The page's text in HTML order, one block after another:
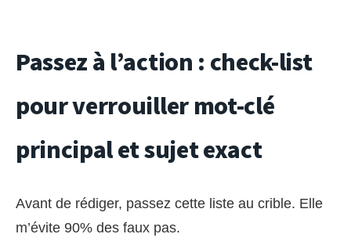
Passez à l’action : check-list
pour verrouiller mot-clé
principal et sujet exact
Avant de rédiger, passez cette liste au crible. Elle
m’évite 90% des faux pas.